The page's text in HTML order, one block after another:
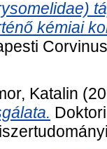
kémiai
Katalin